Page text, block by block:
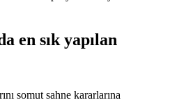
en sık yapılan
somut sahne kararlarına